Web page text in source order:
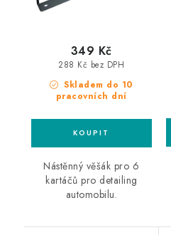
Skladem do 10
pracovních dní
288 Kč bez DPH
349 Kč
Nástěnný věšák pro 6
kartáčů pro detailing
automobilu.